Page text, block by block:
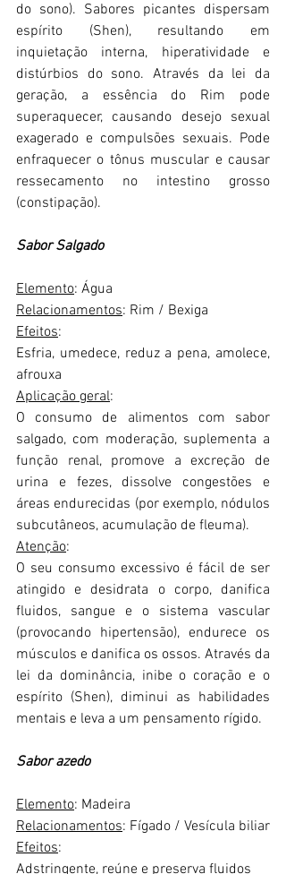
do sono). Sabores picantes dispersam
espírito (Shen), resultando em
inquietação interna, hiperatividade e
distúrbios do sono. Através da lei da
geração, a essência do Rim pode
superaquecer, causando desejo sexual
exagerado e compulsões sexuais. Pode
enfraquecer o tônus ​​muscular e causar
ressecamento no intestino grosso
(constipação).
Sabor Salgado
Elemento: Água
Relacionamentos: Rim / Bexiga
Efeitos:
Esfria, umedece, reduz a pena, amolece,
afrouxa
Aplicação geral:
O consumo de alimentos com sabor
salgado, com moderação, suplementa a
função renal, promove a excreção de
urina e fezes, dissolve congestões e
áreas endurecidas (por exemplo, nódulos
subcutâneos, acumulação de fleuma).
Atenção:
O seu consumo excessivo é fácil de ser
atingido e desidrata o corpo, danifica
fluidos, sangue e o sistema vascular
(provocando hipertensão), endurece os
músculos e danifica os ossos. Através da
lei da dominância, inibe o coração e o
espírito (Shen), diminui as habilidades
mentais e leva a um pensamento rígido.
Sabor azedo
Elemento: Madeira
Relacionamentos: Fígado / Vesícula biliar
Efeitos:
Adstringente, reúne e preserva fluidos